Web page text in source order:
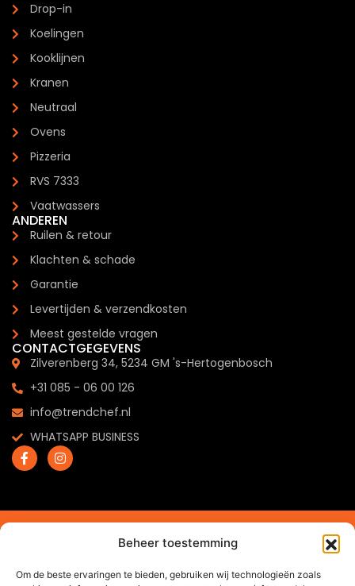
Beheer toestemming
Om de beste ervaringen te bieden, gebruiken wij technologieën zoals
Drop-in
Koelingen
Kooklijnen
Kranen
Neutraal
Ovens
Pizzeria
RVS 7333
Vaatwassers
ANDEREN
Ruilen & retour
Klachten & schade
Garantie
Levertijden & verzendkosten
Meest gestelde vragen
CONTACTGEGEVENS
Zilverenberg 34, 5234 GM 's-Hertogenbosch
+31 085 - 06 00 126
info@trendchef.nl
WHATSAPP BUSINESS
Website gemaakt doorArkdesign.nl